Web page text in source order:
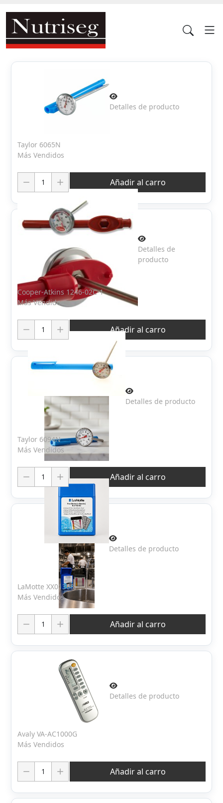
Detalles de producto
Taylor 6065N
Más Vendidos
Añadir al carro
Detalles de
producto
Cooper-Atkins 1246-02C-1
Más Vendidos
Añadir al carro
Detalles de producto
Taylor 6094N
Más Vendidos
Añadir al carro
Detalles de producto
LaMotte XX01308
Más Vendidos
Añadir al carro
Detalles de producto
Avaly VA-AC1000G
Más Vendidos
Añadir al carro